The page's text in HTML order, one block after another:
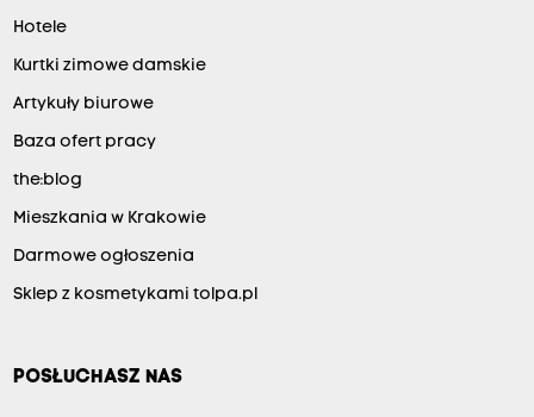
Hotele
Kurtki zimowe damskie
Artykuły biurowe
Baza ofert pracy
the:blog
Mieszkania w Krakowie
Darmowe ogłoszenia
Sklep z kosmetykami tolpa.pl
POSŁUCHASZ NAS